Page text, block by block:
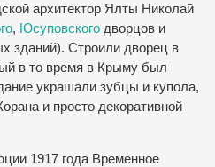
архитектор Ялты Николай
, Юсуповского дворцов и
зданий). Строили дворец в
в то время в Крыму был
украшали зубцы и купола,
и просто декоративной
1917 года Временное